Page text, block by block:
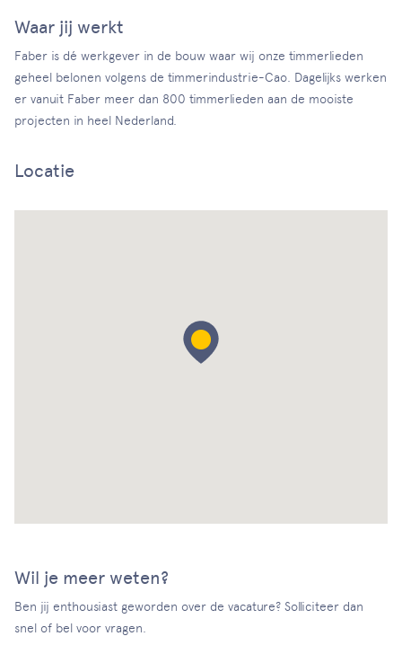
Waar jij werkt
Faber is dé werkgever in de bouw waar wij onze timmerlieden
geheel belonen volgens de timmerindustrie-Cao. Dagelijks werken
er vanuit Faber meer dan 800 timmerlieden aan de mooiste
projecten in heel Nederland.
Locatie
Wil je meer weten?
Ben jij enthousiast geworden over de vacature? Solliciteer dan
snel of bel voor vragen.